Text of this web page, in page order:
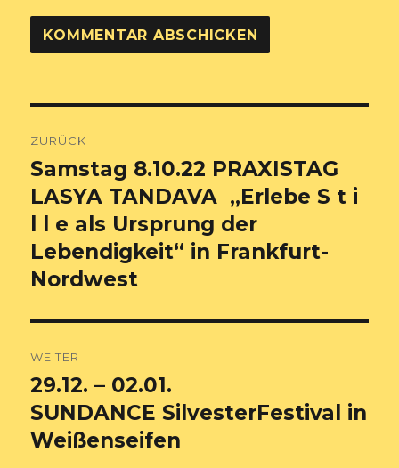
ZURÜCK
Vorheriger
Beitrag:
Samstag 8.10.22 PRAXISTAG
LASYA TANDAVA „Erlebe S t i
l l e als Ursprung der
Lebendigkeit“ in Frankfurt-
Nordwest
WEITER
Nächster
Beitrag:
29.12. – 02.01.
SUNDANCE SilvesterFestival in
Weißenseifen